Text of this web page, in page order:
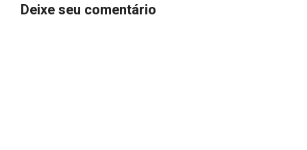
Deixe seu comentário